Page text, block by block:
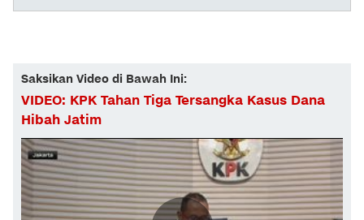
Saksikan Video di Bawah Ini:
VIDEO: KPK Tahan Tiga Tersangka Kasus Dana
Hibah Jatim